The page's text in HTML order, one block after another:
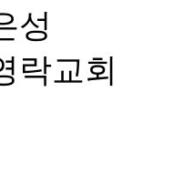
성
락교회